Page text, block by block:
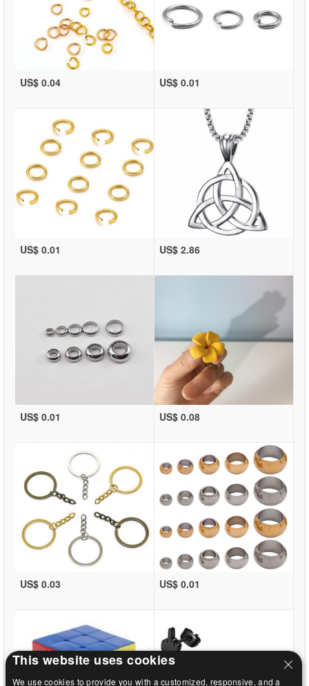
US$ 0.04 US$ 0.01
US$ 0.01 US$ 2.86
US$ 0.01 US$ 0.08
US$ 0.03 US$ 0.01
This website uses cookies
We use cookies to provide you with a customized, responsive, and a